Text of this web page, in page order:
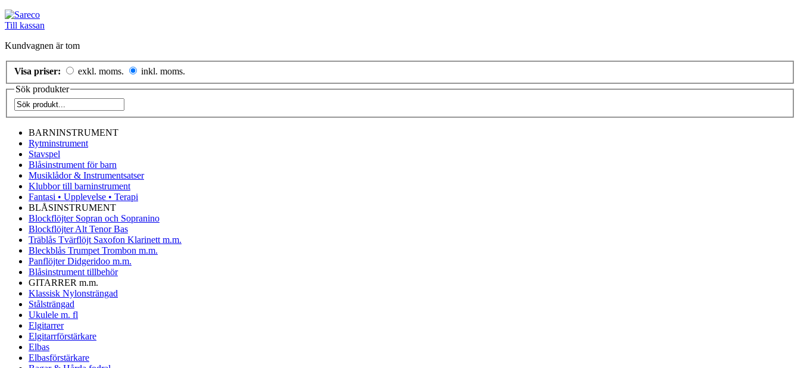
Till kassan
Kundvagnen är tom
Visa priser: exkl. moms.
inkl. moms.
Sök produkter
BARNINSTRUMENT
Rytminstrument
Stavspel
Blåsinstrument för barn
Musiklådor & Instrumentsatser
Klubbor till barninstrument
Fantasi • Upplevelse • Terapi
BLÅSINSTRUMENT
Blockflöjter Sopran och Sopranino
Blockflöjter Alt Tenor Bas
Träblås Tvärflöjt Saxofon Klarinett m.m.
Bleckblås Trumpet Trombon m.m.
Panflöjter Didgeridoo m.m.
Blåsinstrument tillbehör
GITARRER m.m.
Klassisk Nylonsträngad
Stålsträngad
Ukulele m. fl
Elgitarrer
Elgitarrförstärkare
Elbas
Elbasförstärkare